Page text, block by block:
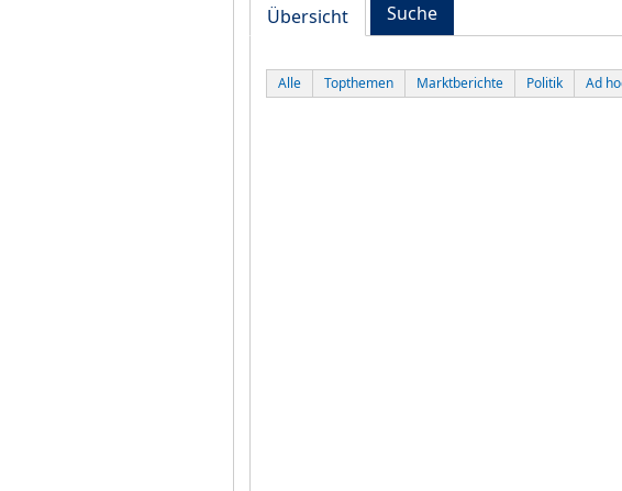
Übersicht Suche
Alle Topthemen Marktberichte Politik Ad